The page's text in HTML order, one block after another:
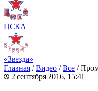
ЦСКА
«Звезда»
Главная /Видео /Все /
2 сентября 2016, 15:41